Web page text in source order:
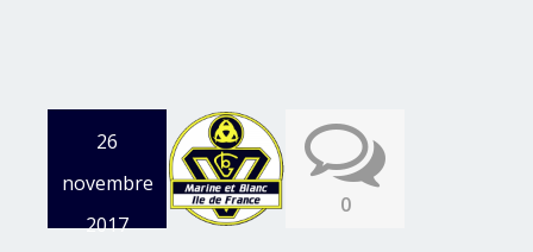
26
novembre
2017
0